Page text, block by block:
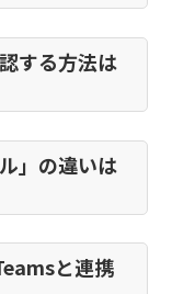
する方法は
」の違いは
と連携